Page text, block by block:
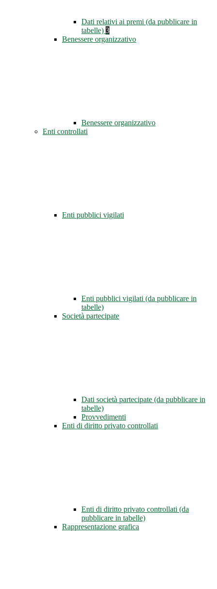
Dati relativi ai premi (da pubblicare in
tabelle) 3
Benessere organizzativo
Benessere organizzativo
Enti controllati
Enti pubblici vigilati
Enti pubblici vigilati (da pubblicare in
tabelle)
Società partecipate
Dati società partecipate (da pubblicare in
tabelle)
Provvedimenti
Enti di diritto privato controllati
Enti di diritto privato controllati (da
pubblicare in tabelle)
Rappresentazione grafica